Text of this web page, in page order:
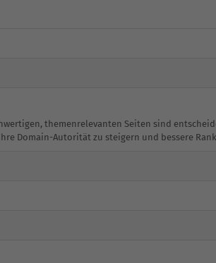
themenrelevanten Seiten sind
Domain-Autorität zu steigern und bessere